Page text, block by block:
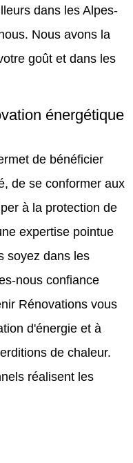
dans les Alpes-
Nous avons la
goût et dans les
énergétique
de bénéficier
de se conformer aux
à la protection de
expertise pointue
soyez dans les
nous confiance
Rénovations vous
d'énergie et à
de chaleur.
réalisent les